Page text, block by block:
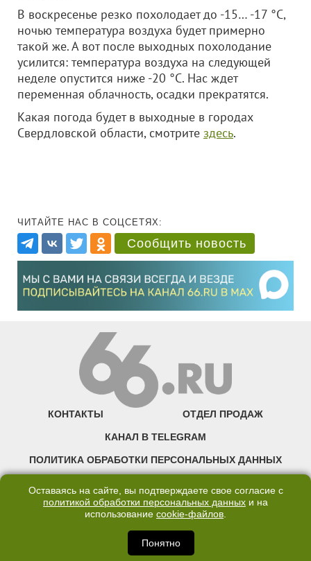
В воскресенье резко похолодает до -15… -17 °С,
ночью температура воздуха будет примерно
такой же. А вот после выходных похолодание
усилится: температура воздуха на следующей
неделе опустится ниже -20 °С. Нас ждет
переменная облачность, осадки прекратятся.
Какая погода будет в выходные в городах
Свердловской области, смотрите здесь.
ЧИТАЙТЕ НАС В СОЦСЕТЯХ:
Сообщить новость
КОНТАКТЫ ОТДЕЛ ПРОДАЖ
КАНАЛ В TELEGRAM
ПОЛИТИКА ОБРАБОТКИ ПЕРСОНАЛЬНЫХ ДАННЫХ
©2007—2025 66.RU. Воспроизведение, сообщение, доведение до всеобщего
правообладателя запрещено. Сетевое издание «Современный портал
Екатеринбурга — «66.ru» (18+) зарегистрировано Федеральной службой по
надзору в сфере связи, информационных технологий и массовых коммуникаций
Оставаясь на сайте, вы подтверждаете свое согласие с
политикой обработки персональных данных и на
использование cookie-файлов.
Понятно